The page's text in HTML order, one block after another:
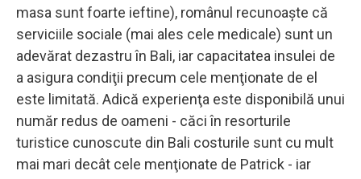
masa sunt foarte ieftine), românul recunoaşte că
serviciile sociale (mai ales cele medicale) sunt un
adevărat dezastru în Bali, iar capacitatea insulei de
a asigura condiţii precum cele menţionate de el
este limitată. Adică experienţa este disponibilă unui
număr redus de oameni - căci în resorturile
turistice cunoscute din Bali costurile sunt cu mult
mai mari decât cele menţionate de Patrick - iar